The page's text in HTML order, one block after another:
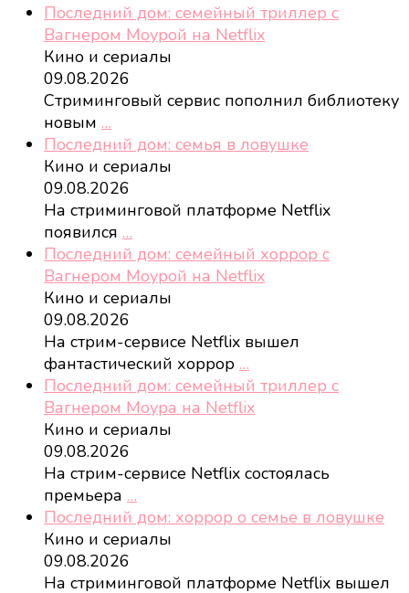
Последний дом: семейный триллер с
Вагнером Моурой на Netflix
Кино и сериалы
09.08.2026
Стриминговый сервис пополнил библиотеку
новым …
Последний дом: семья в ловушке
Кино и сериалы
09.08.2026
На стриминговой платформе Netflix
появился …
Последний дом: семейный хоррор с
Вагнером Моурой на Netflix
Кино и сериалы
09.08.2026
На стрим-сервисе Netflix вышел
фантастический хоррор …
Последний дом: семейный триллер с
Вагнером Моура на Netflix
Кино и сериалы
09.08.2026
На стрим-сервисе Netflix состоялась
премьера …
Последний дом: хоррор о семье в ловушке
Кино и сериалы
09.08.2026
На стриминговой платформе Netflix вышел